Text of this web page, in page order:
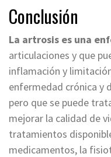
Conclusión
La artrosis es una
articulaciones y que
inflamación y
enfermedad crónica y
pero que se puede
mejorar la calidad de
tratamientos
medicamentos, la